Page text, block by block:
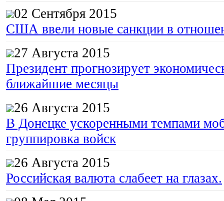
02 Сентября 2015
США ввели новые санкции в
27 Августа 2015
Президент прогнозирует
ближайшие месяцы
26 Августа 2015
В Донецке ускоренными темпами
группировка войск
26 Августа 2015
Российская валюта слабеет на глазах.